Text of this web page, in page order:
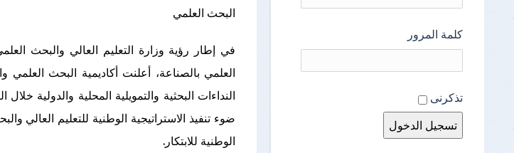
البحث العلمي
في إطار رؤية وزارة التعليم العالي والبحث
العلمي بالصناعة، أعلنت أكاديمية البحث
ضوء تنفيذ الاستراتيجية الوطنية للتعليم العالي
الوطنية للابتكار.
كلمة المرور
تذكرنى